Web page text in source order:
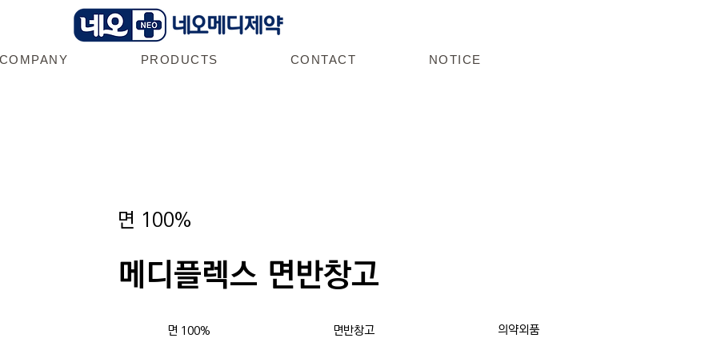
PRODUCTS CONTACT NOTICE
면 100%
메디플렉스 면반창고
면 100% ​면반창고 의약외품